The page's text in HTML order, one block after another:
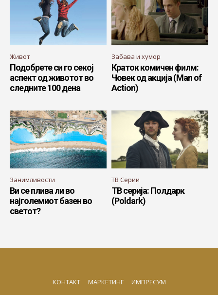
Живот
Подобрете си го секој
аспект од животот во
следните 100 дена
Забава и хумор
Краток комичен филм:
Човек од акција (Man of
Action)
Занимливости
Ви се плива ли во
најголемиот базен во
светот?
ТВ Серии
ТВ серија: Полдарк
(Poldark)
КОНТАКТ МАРКЕТИНГ ИМПРЕСУМ